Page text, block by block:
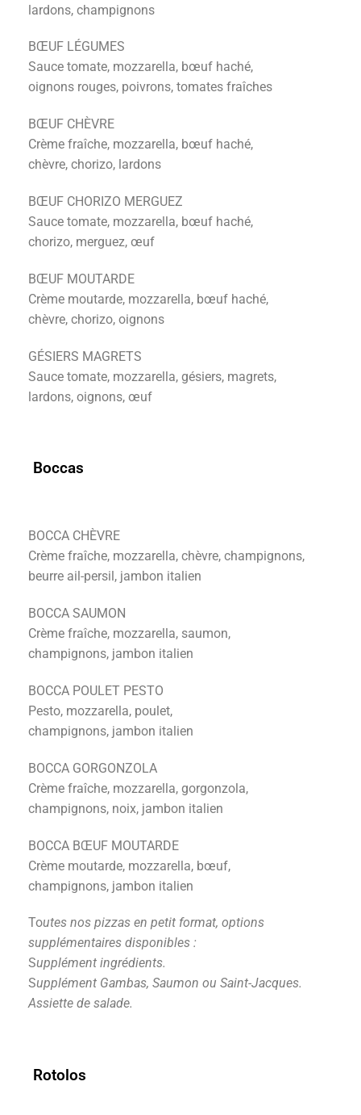
lardons, champignons
BŒUF LÉGUMES
Sauce tomate, mozzarella, bœuf haché,
oignons rouges, poivrons, tomates fraîches
BŒUF CHÈVRE
Crème fraîche, mozzarella, bœuf haché,
chèvre, chorizo, lardons
BŒUF CHORIZO MERGUEZ
Sauce tomate, mozzarella, bœuf haché,
chorizo, merguez, œuf
BŒUF MOUTARDE
Crème moutarde, mozzarella, bœuf haché,
chèvre, chorizo, oignons
GÉSIERS MAGRETS
Sauce tomate, mozzarella, gésiers, magrets,
lardons, oignons, œuf
Boccas
BOCCA CHÈVRE
Crème fraîche, mozzarella, chèvre, champignons,
beurre ail-persil, jambon italien
BOCCA SAUMON
Crème fraîche, mozzarella, saumon,
champignons, jambon italien
BOCCA POULET PESTO
Pesto, mozzarella, poulet,
champignons, jambon italien
BOCCA GORGONZOLA
Crème fraîche, mozzarella, gorgonzola,
champignons, noix, jambon italien
BOCCA BŒUF MOUTARDE
Crème moutarde, mozzarella, bœuf,
champignons, jambon italien
Toutes nos pizzas en petit format, options
supplémentaires disponibles :
Supplément ingrédients.
Supplément Gambas, Saumon ou Saint-Jacques.
Assiette de salade.
Rotolos